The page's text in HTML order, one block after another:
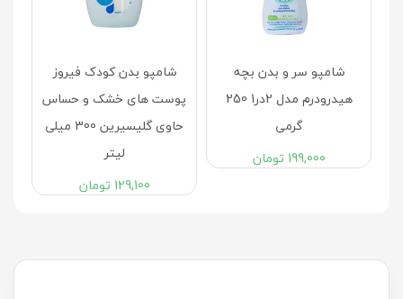
شامپو سر و بدن بچه
هیدرودرم مدل 2در1 250
گرمی
199,000 تومان
شامپو بدن کودک فیروز
پوست های خشک و حساس
حاوی گلیسیرین 300 میلی
لیتر
129,100 تومان